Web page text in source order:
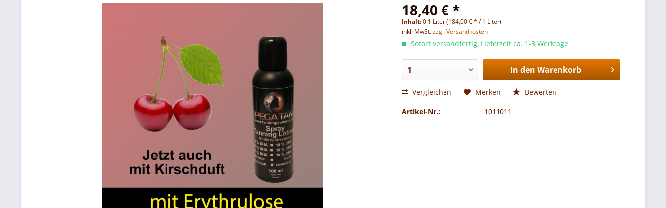
18,40 € *
Inhalt:0.1 Liter (184,00 € * / 1 Liter)
inkl. MwSt.zzgl. Versandkosten
Sofort versandfertig, Lieferzeit ca. 1-3 Werktage
In den Warenkorb
Vergleichen Merken Bewerten
Artikel-Nr.: 1011011